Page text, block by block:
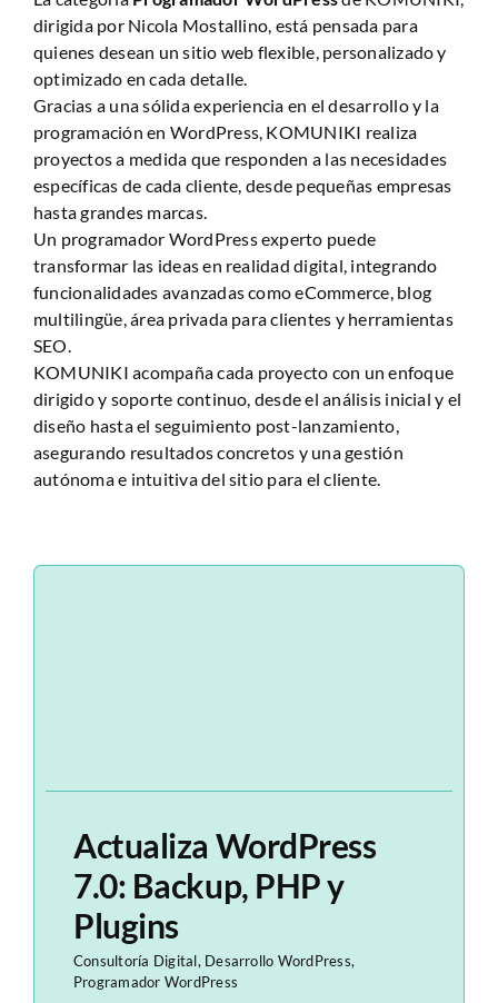
Anàlisi Sitio Web
dirigida por Nicola Mostallino, está pensada para
quienes desean un sitio web flexible, personalizado y
optimizado en cada detalle.
Gracias a una sólida experiencia en el desarrollo y la
programación en WordPress, KOMUNIKI realiza
proyectos a medida que responden a las necesidades
específicas de cada cliente, desde pequeñas empresas
hasta grandes marcas.
Un programador WordPress experto puede
transformar las ideas en realidad digital, integrando
funcionalidades avanzadas como eCommerce, blog
multilingüe, área privada para clientes y herramientas
SEO.
KOMUNIKI acompaña cada proyecto con un enfoque
dirigido y soporte continuo, desde el análisis inicial y el
diseño hasta el seguimiento post-lanzamiento,
asegurando resultados concretos y una gestión
autónoma e intuitiva del sitio para el cliente.
Actualiza WordPress
7.0: Backup, PHP y
Plugins
Consultoría Digital, Desarrollo WordPress,
Programador WordPress